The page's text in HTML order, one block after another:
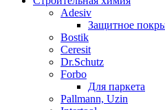
Adesiv
Защитное
Bostik
Ceresit
Dr.Schutz
Forbo
Для паркета
Pallmann, Uzin